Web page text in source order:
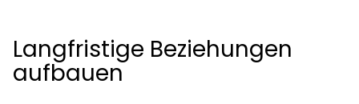
Langfristige Beziehungen
aufbauen